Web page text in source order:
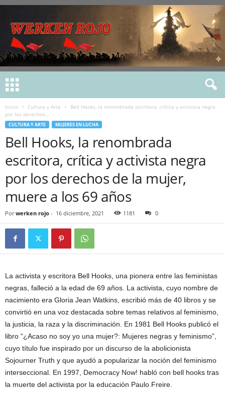
Inicio Cultura y Arte
Bell Hooks, la renombrada escritora, crítica y activista negra
por los derechos...
CULTURA Y ARTE MUJERES EN LUCHA
Bell Hooks, la renombrada
escritora, crítica y activista negra
por los derechos de la mujer,
muere a los 69 años
Por werken rojo - 16 diciembre, 2021 1181 0
La activista y escritora Bell Hooks, una pionera entre las feministas
negras, falleció a la edad de 69 años. La activista, cuyo nombre de
nacimiento era Gloria Jean Watkins, escribió más de 40 libros y se
convirtió en una voz destacada sobre temas relativos al feminismo,
la justicia, la raza y la discriminación. En 1981 Bell Hooks publicó el
libro “¿Acaso no soy yo una mujer?: Mujeres negras y feminismo”,
cuyo título fue inspirado por un discurso de la abolicionista
Sojourner Truth y que ayudó a popularizar la noción del feminismo
interseccional. En 1997, Democracy Now! habló con bell hooks tras
la muerte del activista por la educación Paulo Freire.